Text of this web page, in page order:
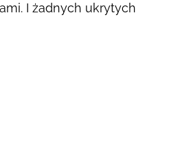
I żadnych ukrytych